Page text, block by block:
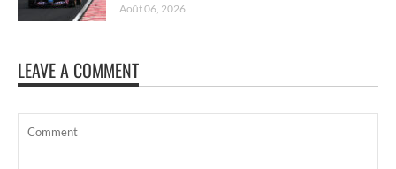
Août 06, 2026
LEAVE A COMMENT